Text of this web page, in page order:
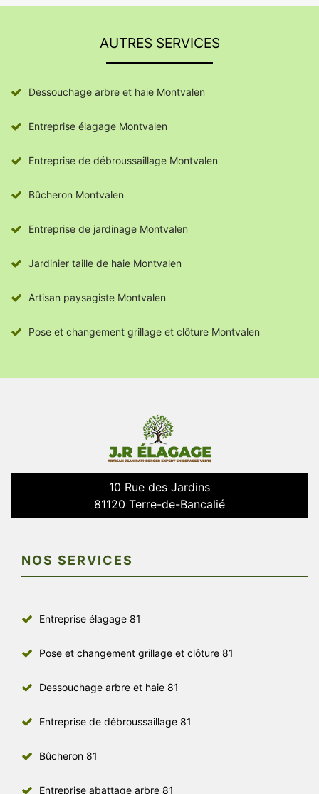
AUTRES SERVICES
Dessouchage arbre et haie Montvalen
Entreprise élagage Montvalen
Entreprise de débroussaillage Montvalen
Bûcheron Montvalen
Entreprise de jardinage Montvalen
Jardinier taille de haie Montvalen
Artisan paysagiste Montvalen
Pose et changement grillage et clôture Montvalen
10 Rue des Jardins
81120 Terre-de-Bancalié
NOS SERVICES
Entreprise élagage 81
Pose et changement grillage et clôture 81
Dessouchage arbre et haie 81
Entreprise de débroussaillage 81
Bûcheron 81
Entreprise abattage arbre 81